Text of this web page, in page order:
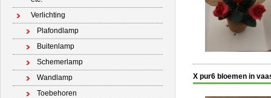
Verlichting
Plafondlamp
Buitenlamp
Schemerlamp
Wandlamp
Toebehoren
X pur6 bloemen in